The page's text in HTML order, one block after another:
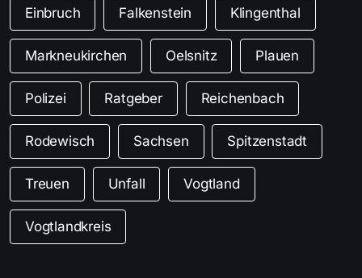
Einbruch Falkenstein Klingenthal
Markneukirchen Oelsnitz Plauen
Polizei Ratgeber Reichenbach
Rodewisch Sachsen Spitzenstadt
Treuen Unfall Vogtland
Vogtlandkreis